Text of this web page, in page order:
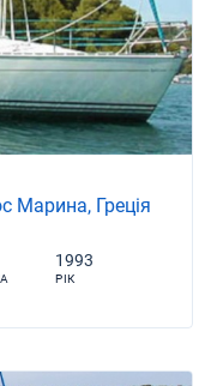
Марина, Греція
1993
РІК